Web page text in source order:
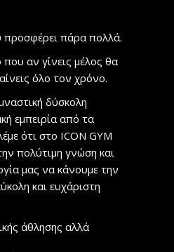
πάρα πολλά.
που αν γίνεις μέλος θα
όλο τον χρόνο.
δύσκολη
εμπειρία από τα
ότι στο ICON GYM
πολύτιμη γνώση και
μας να κάνουμε την
και ευχάριστη
άθλησης αλλά